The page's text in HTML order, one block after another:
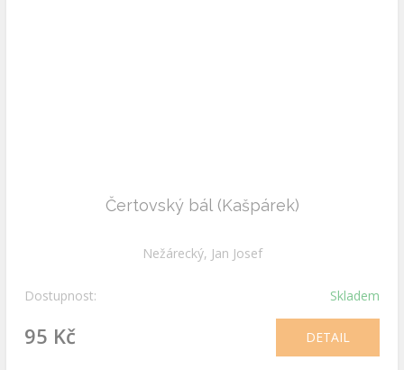
Čertovský bál (Kašpárek)
Nežárecký, Jan Josef
Dostupnost: Skladem
95 Kč DETAIL